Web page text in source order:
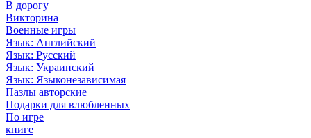
В дорогу
Викторина
Военные игры
Язык: Английский
Язык: Русский
Язык: Украинский
Язык: Языконезависимая
Пазлы авторские
Подарки для влюбленных
По игре
книге